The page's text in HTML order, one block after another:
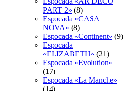
PART 2» (8)
Espocada «CASA
NOVA» (8)
Espocada «Continent» (9)
Espocada
«ELIZABETH» (21)
Espocada «Evolution»
(17)
Espocada «La Manche»
(14)